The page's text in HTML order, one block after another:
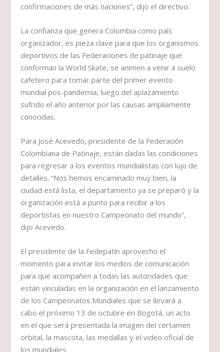
confirmaciones de más naciones”, dijo el directivo.
La confianza que genera Colombia como país
organizador, es pieza clave para que los organismos
deportivos de las Federaciones de patinaje que
conforman la World Skate, se animen a venir a suelo
cafetero para tomar parte del primer evento
mundial pos-pandemia, luego del aplazamiento
sufrido el año anterior por las causas ampliamente
conocidas.
Para José Acevedo, presidente de la Federación
Colombiana de Patinaje, están dadas las condiciones
para regresar a los eventos mundialistas con lujo de
detalles. “Nos hemos encaminado muy bien, la
ciudad está lista, el departamento ya se preparó y la
organización está a punto para recibir a los
deportistas en nuestro Campeonato del mundo”,
dijo Acevedo.
El presidente de la Fedepatín aprovecho el
momento para invitar los medios de comunicación
para que acompañen a todas las autoridades que
están vinculadas en la organización en el lanzamiento
de los Campeonatos Mundiales que se llevará a
cabo el próximo 13 de octubre en Bogotá, un acto
en el que será presentada la imagen del certamen
orbital, la mascota, las medallas y el video oficial de
los mundiales.